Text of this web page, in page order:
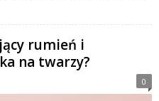
rumień i
na twarzy?
0